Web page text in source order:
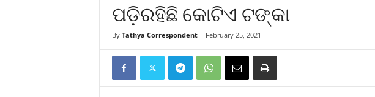
ପଡ଼ିରହିଛି କୋଟିଏ ଟଙ୍କା
By Tathya Correspondent- February 25, 2021